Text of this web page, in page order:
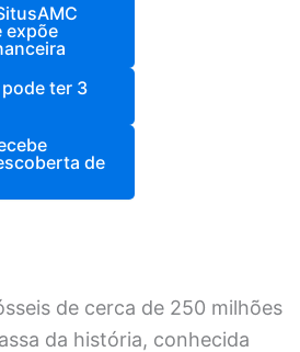
expõe
ter 3
de
de cerca de 250 milhões
da história, conhecida